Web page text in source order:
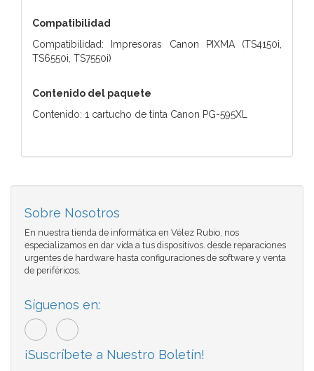
Compatibilidad
Compatibilidad: Impresoras Canon PIXMA (TS4150i,
TS6550i, TS7550i)
Contenido del paquete
Contenido: 1 cartucho de tinta Canon PG-595XL
Sobre Nosotros
En nuestra tienda de informática en Vélez Rubio, nos
especializamos en dar vida a tus dispositivos. desde reparaciones
urgentes de hardware hasta configuraciones de software y venta
de periféricos.
Síguenos en:
¡Suscríbete a Nuestro Boletín!